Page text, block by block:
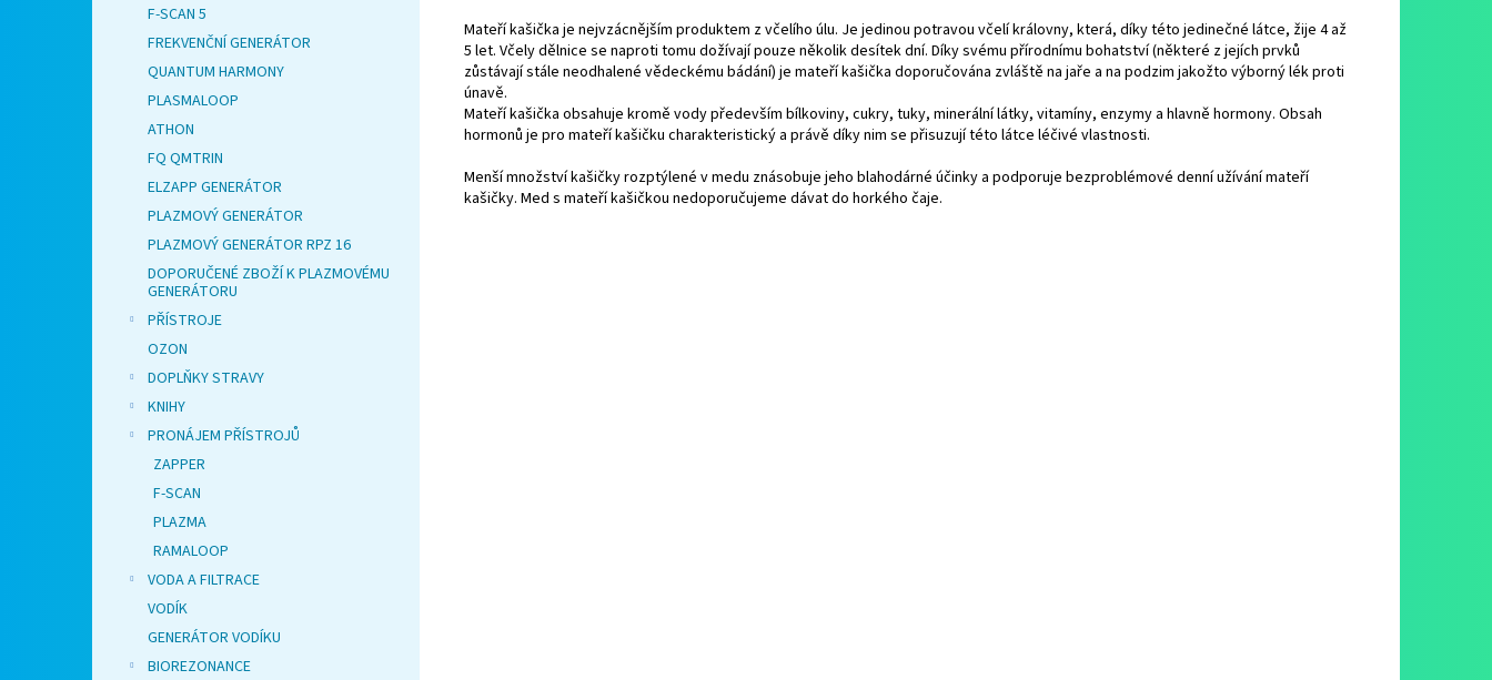
F-SCAN 5
FREKVENČNÍ GENERÁTOR
QUANTUM HARMONY
PLASMALOOP
ATHON
FQ QMTRIN
ELZAPP GENERÁTOR
PLAZMOVÝ GENERÁTOR
PLAZMOVÝ GENERÁTOR RPZ 16
DOPORUČENÉ ZBOŽÍ K PLAZMOVÉMU
GENERÁTORU
PŘÍSTROJE
OZON
DOPLŇKY STRAVY
KNIHY
PRONÁJEM PŘÍSTROJŮ
ZAPPER
F-SCAN
PLAZMA
RAMALOOP
VODA A FILTRACE
VODÍK
GENERÁTOR VODÍKU
BIOREZONANCE
Mateří kašička je nejvzácnějším produktem z včelího úlu. Je jedinou potravou včelí královny, která, díky této jedinečné látce, žije 4 až
5 let. Včely dělnice se naproti tomu dožívají pouze několik desítek dní. Díky svému přírodnímu bohatství (některé z jejích prvků
zůstávají stále neodhalené vědeckému bádání) je mateří kašička doporučována zvláště na jaře a na podzim jakožto výborný lék proti
únavě.
Mateří kašička obsahuje kromě vody především bílkoviny, cukry, tuky, minerální látky, vitamíny, enzymy a hlavně hormony. Obsah
hormonů je pro mateří kašičku charakteristický a právě díky nim se přisuzují této látce léčivé vlastnosti.
Menší množství kašičky rozptýlené v medu znásobuje jeho blahodárné účinky a podporuje bezproblémové denní užívání mateří
kašičky. Med s mateří kašičkou nedoporučujeme dávat do horkého čaje.